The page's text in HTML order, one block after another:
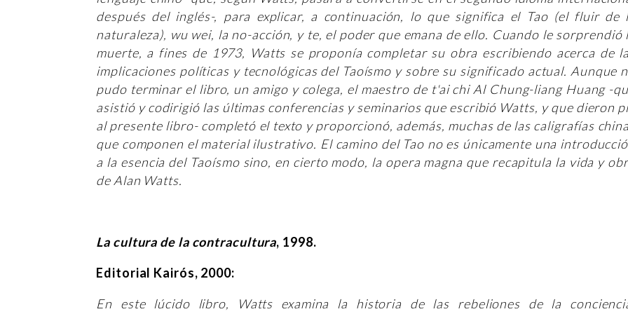
después del inglés-, para explicar, a continuación, lo que significa el Tao (el fluir de
naturaleza), wu wei, la no-acción, y te, el poder que emana de ello. Cuando le sorprendió
muerte, a fines de 1973, Watts se proponía completar su obra escribiendo acerca de
implicaciones políticas y tecnológicas del Taoísmo y sobre su significado actual. Aunque
pudo terminar el libro, un amigo y colega, el maestro de t'ai chi Al Chung-liang Huang -
asistió y codirigió las últimas conferencias y seminarios que escribió Watts, y que dieron
al presente libro- completó el texto y proporcionó, además, muchas de las caligrafías
que componen el material ilustrativo. El camino del Tao no es únicamente una
a la esencia del Taoísmo sino, en cierto modo, la opera magna que recapitula la vida y
de Alan Watts.
La cultura de la contracultura, 1998.
Editorial Kairós, 2000:
En este lúcido libro, Watts examina la historia de las rebeliones de la